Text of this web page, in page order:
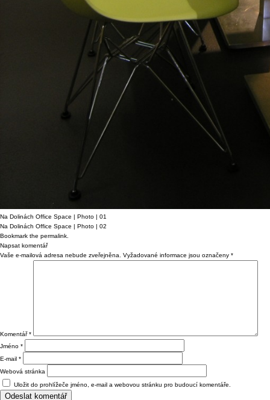
Na Dolinách Office Space | Photo | 01
Na Dolinách Office Space | Photo | 02
Bookmark the permalink
Napsat komentář
Vaše e-mailová adresa nebude zveřejněna.
Vyžadované informace jsou označeny *
Komentář*
Jméno *
E-mail *
Webová stránka
Uložit do prohlížeče jméno, e-mail a webovou stránku pro budoucí komentáře.